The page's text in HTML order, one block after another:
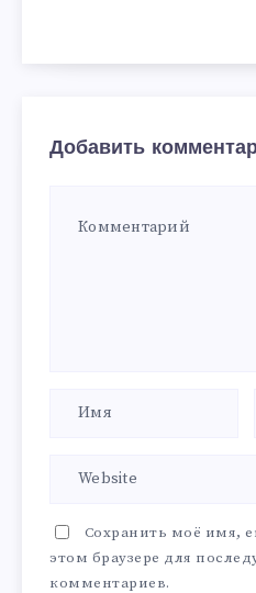
Добавить
Сохранить моё имя,
этом браузере для
комментариев.